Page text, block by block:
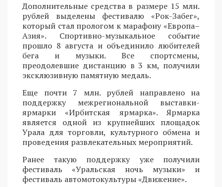
Дополнительные средства в размере 15 млн.
рублей выделены фестивалю «Рок-Забег»,
который стал прологом к марафону «Европа–
Азия». Спортивно-музыкальное событие
прошло 8 августа и объединило любителей
бега и музыки. Все спортсмены,
преодолевшие дистанцию в 3 км, получили
эксклюзивную памятную медаль.
Еще почти 7 млн. рублей направлено на
поддержку межрегиональной выставки-
ярмарки «Ирбитская ярмарка». Ярмарка
является одной из крупнейших площадок
Урала для торговли, культурного обмена и
проведения развлекательных мероприятий.
Ранее такую поддержку уже получили
фестиваль «Уральская ночь музыки» и
фестиваль автомотокультуры «Движение».